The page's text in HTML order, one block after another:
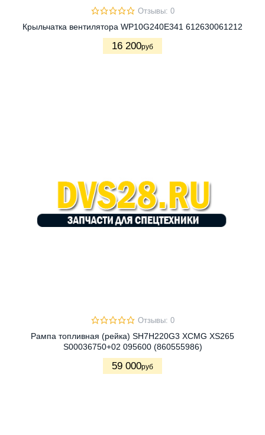
Отзывы: 0
Крыльчатка вентилятора WP10G240E341 612630061212
16 200руб
Отзывы: 0
Рампа топливная (рейка) SH7H220G3 XCMG XS265
S00036750+02 095600 (860555986)
59 000руб